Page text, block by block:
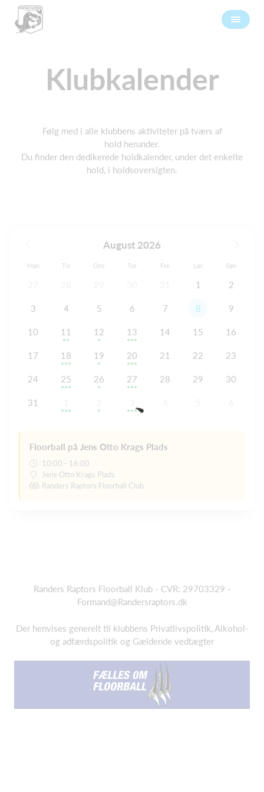
Klubkalender
Følg med i alle klubbens aktiviteter på tværs af
hold herunder.
Du finder den dedikerede holdkalender, under det enkelte
hold, i holdsoversigten.
August 2026
Man Tir Ons Tor Fre Lør Søn
1 2
3 4 5 6 7 8 9
10 11 12 13 14 15 16
17 18 19 20 21 22 23
24 25 26 27 28 29 30
31
Floorball på Jens Otto Krags Plads
10:00 - 16:00
Jens Otto Krags Plads
Randers Raptors Floorball Club
Randers Raptors Floorball Klub - CVR: 29703329 -
Formand@Randersraptors.dk
Der henvises generelt til klubbens Privatlivspolitik, Alkohol-
og adfærdspolitik og Gældende vedtægter